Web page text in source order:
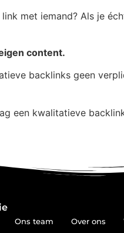
met iemand? Als je
content.
backlinks geen
een kwalitatieve
Ons team Over ons